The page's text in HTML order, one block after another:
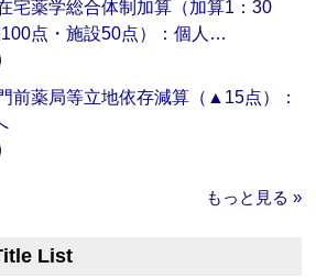
宅薬学総合体制加算（加算1：30
点・施設50点）：個人…
前薬局等立地依存減算（▲15点）：
もっと見る »
List